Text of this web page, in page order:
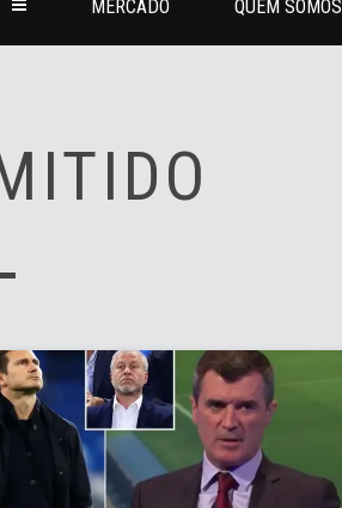
MERCADO QUEM SOMOS